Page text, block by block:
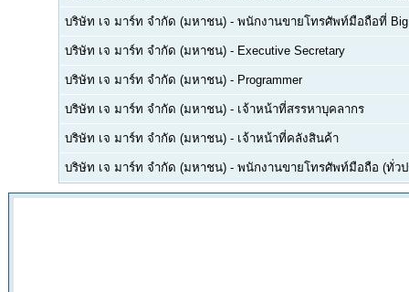
บริษัท เจ มาร์ท จำกัด (มหาชน) - พนักงานขายโทรศัพท์มือถือที่ Big
บริษัท เจ มาร์ท จำกัด (มหาชน) - Executive Secretary
บริษัท เจ มาร์ท จำกัด (มหาชน) - Programmer
บริษัท เจ มาร์ท จำกัด (มหาชน) - เจ้าหน้าที่สรรหาบุคลากร
บริษัท เจ มาร์ท จำกัด (มหาชน) - เจ้าหน้าที่คลังสินค้า
บริษัท เจ มาร์ท จำกัด (มหาชน) - พนักงานขายโทรศัพท์มือถือ (ทั่วป